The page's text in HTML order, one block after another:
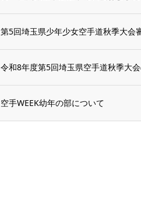
第5回埼玉県少年少女空手道秋季大会
令和8年度第5回埼玉県空手道秋季大
空手WEEK幼年の部について